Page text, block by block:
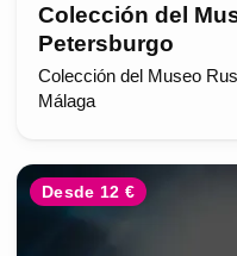
Colección del
Petersburgo
Colección del Museo
Málaga
Desde 12 €